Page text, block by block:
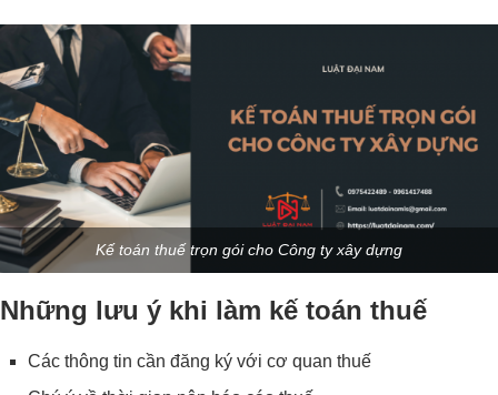
Kế toán thuế trọn gói cho Công ty xây dựng
Những lưu ý khi làm kế toán thuế
Các thông tin cần đăng ký với cơ quan thuế